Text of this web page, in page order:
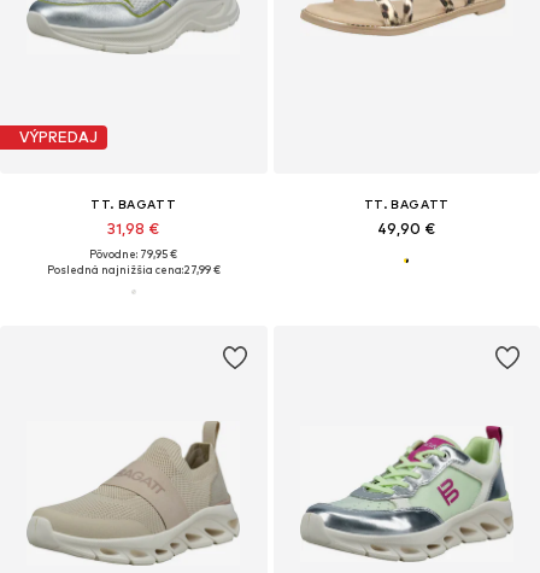
VÝPREDAJ
TT. BAGATT
31,98 €
Pôvodne: 79,95 €
Posledná najnižšia cena:27,99 €
TT. BAGATT
49,90 €